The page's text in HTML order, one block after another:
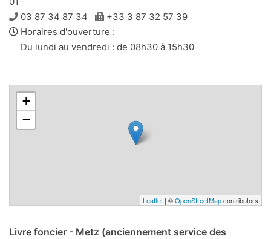
Téléphone
03 87 34 87 34 Télécopie
+33 3 87 32 57 39
Horaires d'ouverture :
Du lundi au vendredi : de 08h30 à 15h30
+
−
Leaflet | ©OpenStreetMapcontributors
Livre foncier - Metz (anciennement service des